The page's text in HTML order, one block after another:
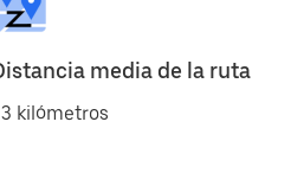
media de la ruta
kilómetros